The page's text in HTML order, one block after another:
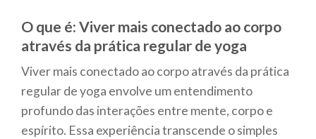
O que é: Viver mais conectado ao corpo
através da prática regular de yoga
Viver mais conectado ao corpo através da prática
regular de yoga envolve um entendimento
profundo das interações entre mente, corpo e
espírito. Essa experiência transcende o simples